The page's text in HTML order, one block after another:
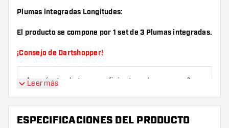
Plumas integradas Longitudes:
El producto se compone por 1 set de 3 Plumas integradas.
¡Consejo de Dartshopper!
Asegúrate de tener suficientes plumas y cañas.
Prueba una forma, un material o un grosor
Leer más
ESPECIFICACIONES DEL PRODUCTO